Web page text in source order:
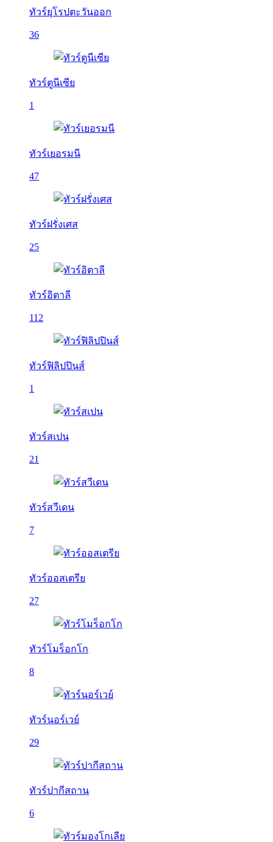
ทัวร์ยุโรปตะวันออก
36
ทัวร์ตูนีเซีย
1
ทัวร์เยอรมนี
47
ทัวร์ฝรั่งเศส
25
ทัวร์อิตาลี
112
ทัวร์ฟิลิปปินส์
1
ทัวร์สเปน
21
ทัวร์สวีเดน
7
ทัวร์ออสเตรีย
27
ทัวร์โมร็อกโก
8
ทัวร์นอร์เวย์
29
ทัวร์ปากีสถาน
6